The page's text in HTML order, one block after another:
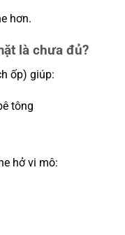
hơn.
là chưa đủ?
ốp) giúp:
tông
hở vi mô: